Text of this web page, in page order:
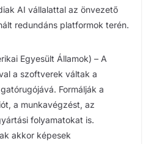
AI vállalattal az önvezető
redundáns platformok terén.
Egyesült Államok) – A
a szoftverek váltak a
Formálják a
a munkavégzést, az
folyamatokat is.
akkor képesek